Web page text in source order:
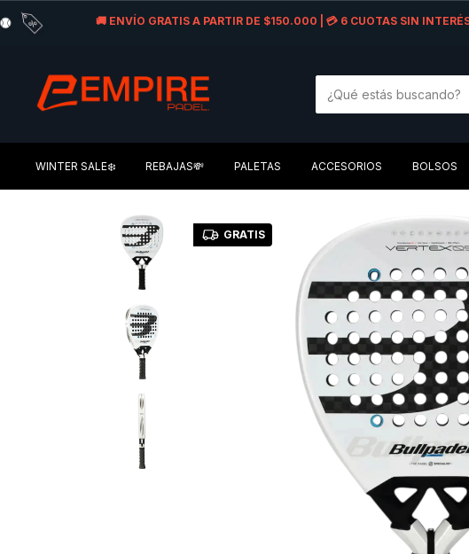
🚚 ENVÍO GRATIS A PARTIR DE $150.000 | 💳 6 CUOTAS SIN
WINTER SALE❄️ REBAJAS💸 PALETAS ACCESORIOS BOLSOS
GRATIS